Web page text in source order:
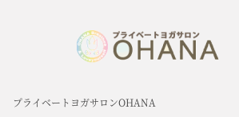
プライベートヨガサロンOHANA